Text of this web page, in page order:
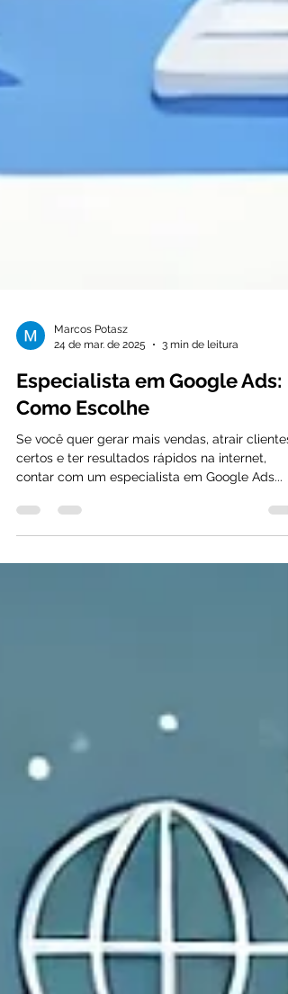
24 de mar. de 2025
3 min de leitura
Especialista em Google Ads:
Como Escolhe
Se você quer gerar mais vendas, atrair clientes
contar com um especialista em Google Ads...